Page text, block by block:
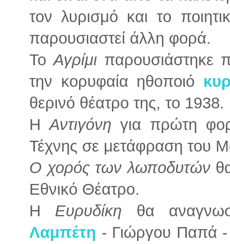
τον λυρισμό και το
παρουσιαστεί άλλη φορά.
ΤοΑγρίμι
την κορυφαία ηθοποιό
θερινό θέατρο της, το 1938.
ΗΑντιγόνη για πρώτη
Τέχνης σε μετάφραση του
Ο χορός των λωποδυτών
Εθνικό Θέατρο.
Η Ευρυδίκη θα
Λαμπέτη - Γιώργου Παπά